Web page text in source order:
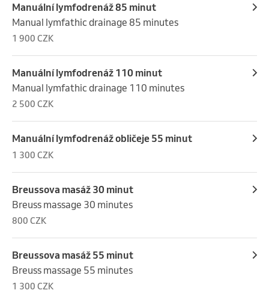
Manuální lymfodrenáž 85 minut
Manual lymfathic drainage 85 minutes
1 900 CZK
Manuální lymfodrenáž 110 minut
Manual lymfathic drainage 110 minutes
2 500 CZK
Manuální lymfodrenáž obličeje 55 minut
1 300 CZK
Breussova masáž 30 minut
Breuss massage 30 minutes
800 CZK
Breussova masáž 55 minut
Breuss massage 55 minutes
1 300 CZK